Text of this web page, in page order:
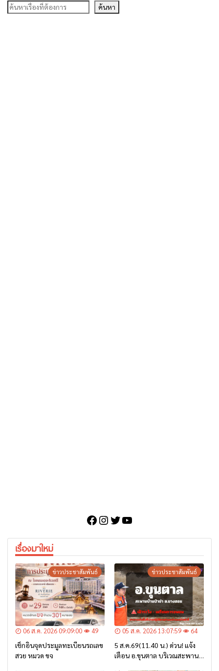
ค้นหา ค้นหา
Facebook
Instagram
Twitter
YouTube
เรื่องมาใหม่
ข่าวประชาสัมพันธ์
06 ส.ค. 2026 09:09:00 49
เช็กอินจุดประมูลทะเบียนรถเลข
สวย หมวด ขจ
ข่าวประชาสัมพันธ์
05 ส.ค. 2026 13:07:59 64
5 ส.ค.69(11.40 น.) ด่วน! แจ้ง
เตือน อ.ขุนตาล บริเวณสะพาน